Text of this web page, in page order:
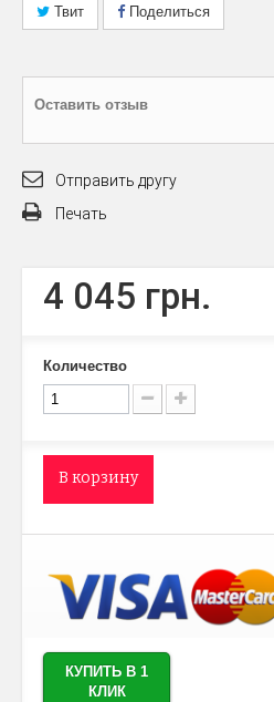
Твит Поделиться
Оставить отзыв
Отправить другу
Печать
4 045 грн.
Количество
В корзину
КУПИТЬ В 1
КЛИК